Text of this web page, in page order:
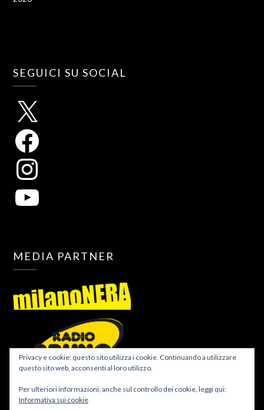
SEGUICI SU SOCIAL
MEDIA PARTNER
Privacy e cookie: questo sito utilizza i cookie. Continuando a utilizzare
questo sito web, acconsenti al loro utilizzo.
Per ulteriori informazioni, anche sul controllo dei cookie, leggi qui:
Informativa sui cookie